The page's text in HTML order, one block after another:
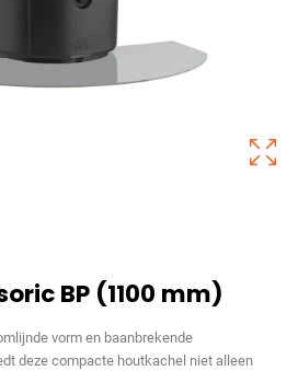
BP (1100 mm)
vorm en baanbrekende
deze compacte houtkachel niet alleen